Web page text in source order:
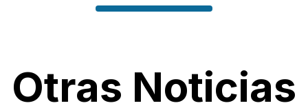
Otras Noticias